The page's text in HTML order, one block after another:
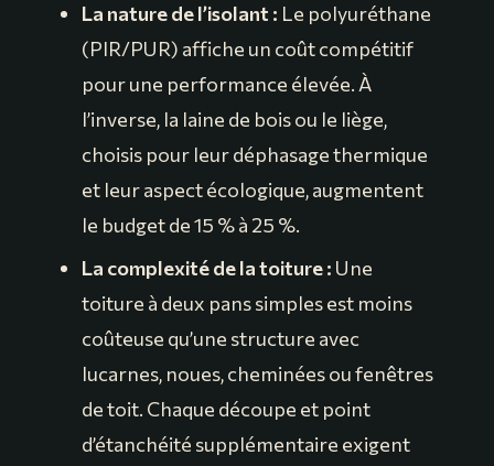
La nature de l’isolant : Le polyuréthane
(PIR/PUR) affiche un coût compétitif
pour une performance élevée. À
l’inverse, la laine de bois ou le liège,
choisis pour leur déphasage thermique
et leur aspect écologique, augmentent
le budget de 15 % à 25 %.
La complexité de la toiture : Une
toiture à deux pans simples est moins
coûteuse qu’une structure avec
lucarnes, noues, cheminées ou fenêtres
de toit. Chaque découpe et point
d’étanchéité supplémentaire exigent